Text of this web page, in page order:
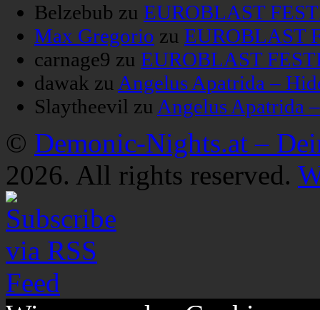
Belzebub zu EUROBLAST
Max Gregorio zu EUROBLAST
carnage9 zu EUROBLAST
dawak zuAngelus Apatrida –
Slaytheevil zuAngelus Apatrida
© Demonic-Nights.at –
2026. All rights reserved.